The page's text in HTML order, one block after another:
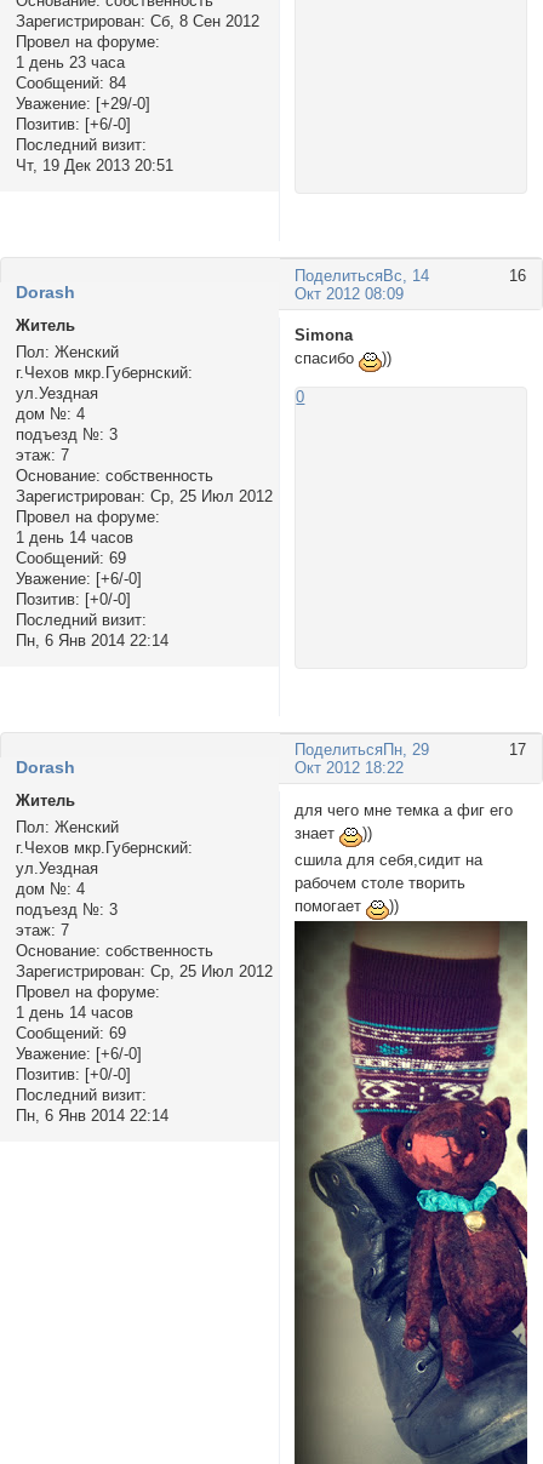
Зарегистрирован: Сб, 8 Сен 2012
Провел на форуме:
1 день 23 часа
Сообщений: 84
Уважение: [+29/-0]
Позитив: [+6/-0]
Последний визит:
Чт, 19 Дек 2013 20:51
Поделиться 16
Вс, 14
Окт 2012 08:09
Dorash
Житель
Пол: Женский
г.Чехов мкр.Губернский:
ул.Уездная
дом №: 4
подъезд №: 3
этаж: 7
Основание: собственность
Зарегистрирован: Ср, 25 Июл 2012
Провел на форуме:
1 день 14 часов
Сообщений: 69
Уважение: [+6/-0]
Позитив: [+0/-0]
Последний визит:
Пн, 6 Янв 2014 22:14
Simona
спасибо
))
0
Поделиться 17
Пн, 29
Окт 2012 18:22
Dorash
Житель
Пол: Женский
г.Чехов мкр.Губернский:
ул.Уездная
дом №: 4
подъезд №: 3
этаж: 7
Основание: собственность
Зарегистрирован: Ср, 25 Июл 2012
Провел на форуме:
1 день 14 часов
Сообщений: 69
Уважение: [+6/-0]
Позитив: [+0/-0]
Последний визит:
Пн, 6 Янв 2014 22:14
для чего мне темка а фиг его
знает
))
сшила для себя,сидит на
рабочем столе творить
помогает
))